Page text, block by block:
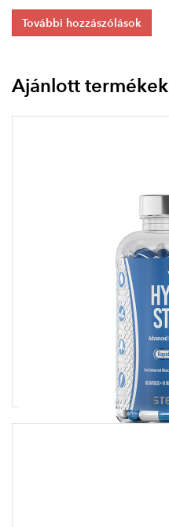
További hozzászólások
Ajánlott termékek